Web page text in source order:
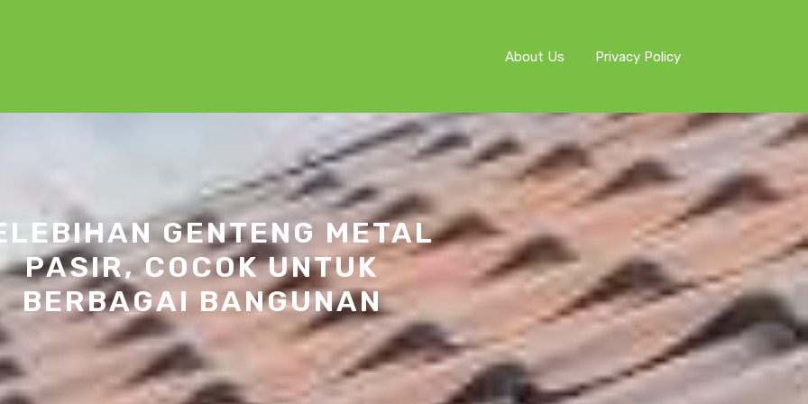
About Us Privacy Policy
GENTENG METAL
PASIR, COCOK UNTUK
BERBAGAI BANGUNAN